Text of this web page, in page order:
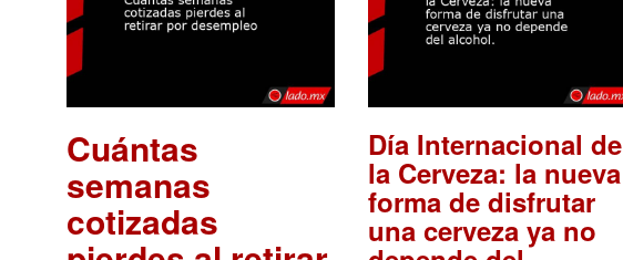
Cuántas
semanas
cotizadas
Día Internacional de
la Cerveza: la nueva
forma de disfrutar
una cerveza ya no